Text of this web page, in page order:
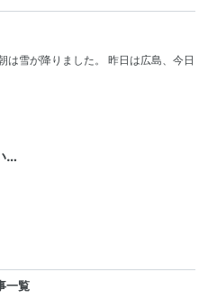
は雪が降りました。 昨日は広島、今日
…
一覧